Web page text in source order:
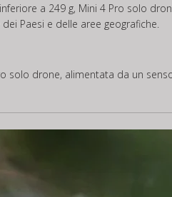
a 249 g, Mini 4 Pro solo
Paesi e delle aree geografiche.
drone, alimentata da un